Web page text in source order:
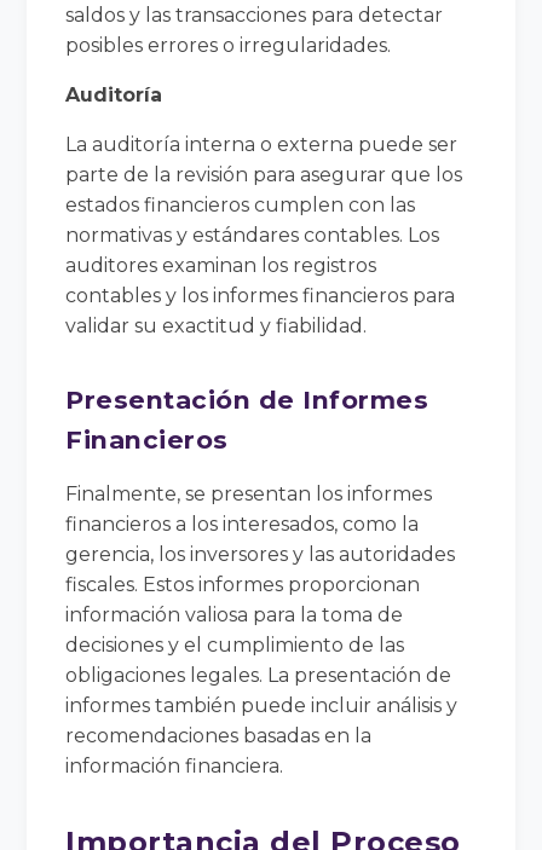
saldos y las transacciones para detectar
posibles errores o irregularidades.
Auditoría
La auditoría interna o externa puede ser
parte de la revisión para asegurar que los
estados financieros cumplen con las
normativas y estándares contables. Los
auditores examinan los registros
contables y los informes financieros para
validar su exactitud y fiabilidad.
Presentación de Informes
Financieros
Finalmente, se presentan los informes
financieros a los interesados, como la
gerencia, los inversores y las autoridades
fiscales. Estos informes proporcionan
información valiosa para la toma de
decisiones y el cumplimiento de las
obligaciones legales. La presentación de
informes también puede incluir análisis y
recomendaciones basadas en la
información financiera.
Importancia del Proceso